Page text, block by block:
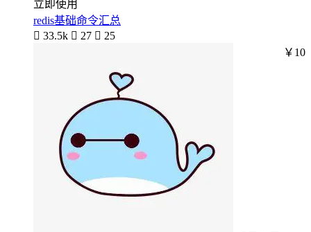
立即使用
redis基础命令汇总
 33.5k  27  25
￥10